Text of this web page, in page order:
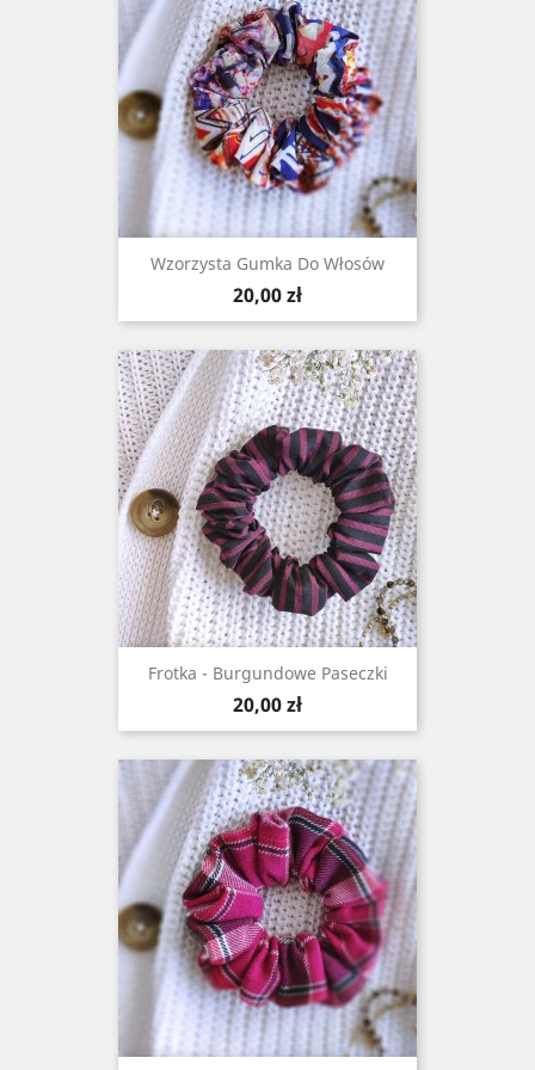
Wzorzysta Gumka Do Włosów
Cena
20,00 zł
Frotka - Burgundowe Paseczki
Cena
20,00 zł